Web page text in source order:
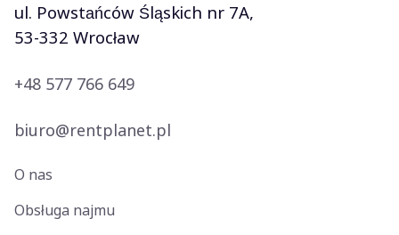
ul. Powstańców Śląskich nr 7A,
53-332 Wrocław
+48 577 766 649
biuro@rentplanet.pl
O nas
Obsługa najmu